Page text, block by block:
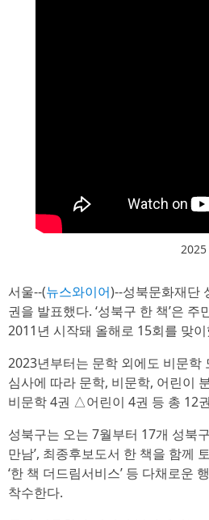
2025
서울--(뉴스와이어)--성북문화재단
권을 발표했다. ‘성북구 한 책’은
2011년 시작돼 올해로 15회를 맞
2023년부터는 문학 외에도 비문학
심사에 따라 문학, 비문학, 어린이
비문학 4권 △어린이 4권 등 총 12
성북구는 오는 7월부터 17개 성북
만남’, 최종후보도서 한 책을 함께
‘한 책 더드림서비스’ 등 다채로운
착수한다.